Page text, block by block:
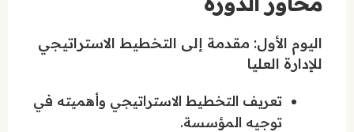
اليوم الأول: مقدمة إلى التخطيط الاستراتيجي
للإدارة العليا
تعريف التخطيط الاستراتيجي وأهميته في
توجيه المؤسسة.